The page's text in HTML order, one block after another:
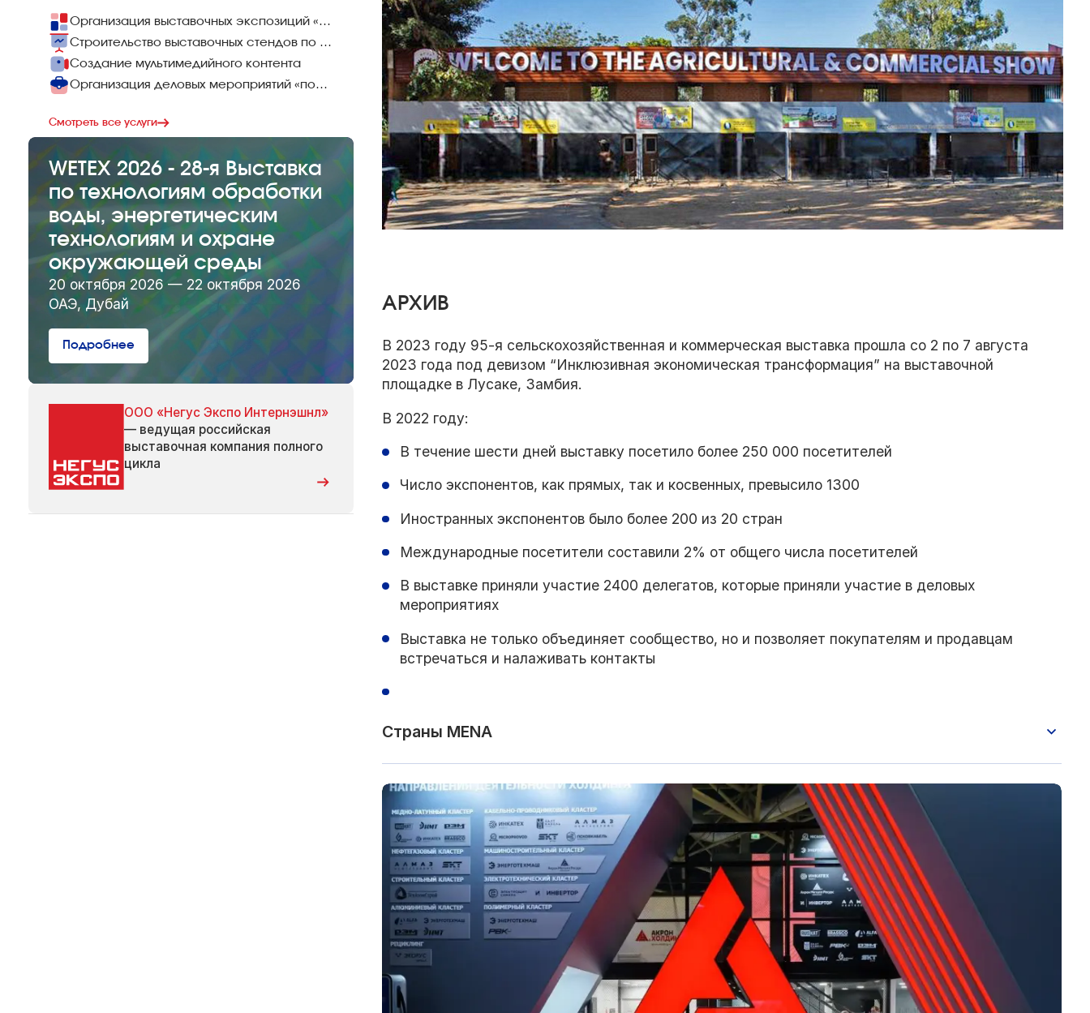
Организация выставочных экспозиций «под ключ»
Строительство выставочных стендов по всему миру
Создание мультимедийного контента
Организация деловых мероприятий «под ключ»
Смотреть все услуги
WETEX 2026 - 28-я Выставка
по технологиям обработки
воды, энергетическим
технологиям и охране
окружающей среды
20 октября 2026 — 22 октября 2026
ОАЭ, Дубай
Подробнее
ООО «Негус Экспо Интернэшнл»
— ведущая российская
выставочная компания полного
цикла
АРХИВ
В 2023 году 95-я сельскохозяйственная и коммерческая выставка прошла со 2 по 7 августа
2023 года под девизом “Инклюзивная экономическая трансформация” на выставочной
площадке в Лусаке, Замбия.
В 2022 году:
В течение шести дней выставку посетило более 250 000 посетителей
Число экспонентов, как прямых, так и косвенных, превысило 1300
Иностранных экспонентов было более 200 из 20 стран
Международные посетители составили 2% от общего числа посетителей
В выставке приняли участие 2400 делегатов, которые приняли участие в деловых
мероприятиях
Выставка не только объединяет сообщество, но и позволяет покупателям и продавцам
встречаться и налаживать контакты
Страны MENA
Восток и Северная Африка) — это географический регион, объединяющий страны Северной
Африки и Ближнего Востока общей численностью населения 355 млн человек, примерно 6%
от общей численности населения мира. Термин «Страны MENA» принято использовать
в академической, военной и политической литературе.
Многие из 14 стран ОПЕК находятся в регионе MENA. Хотя не существует
стандартизированного списка стран, включенных в регион MENA, этот термин обычно включает
территорию от Марокко на
северо-западеАфрики до Ирана вюго-западнойАзии и до Судана
в Африке. Следующие страны обычно входят в состав MENA: Алжир, Бахрейн, Джибути, Египет,
Иран, Ирак, Израиль, Иордания, Кувейт, Ливан, Ливия, Мальта, Марокко, Оман, Катар,
Саудовская Аравия, Сирия, Тунис, Объединенные Арабские Эмираты, Палестина и Йемен.
Иногда включаются Эфиопия и Судан.